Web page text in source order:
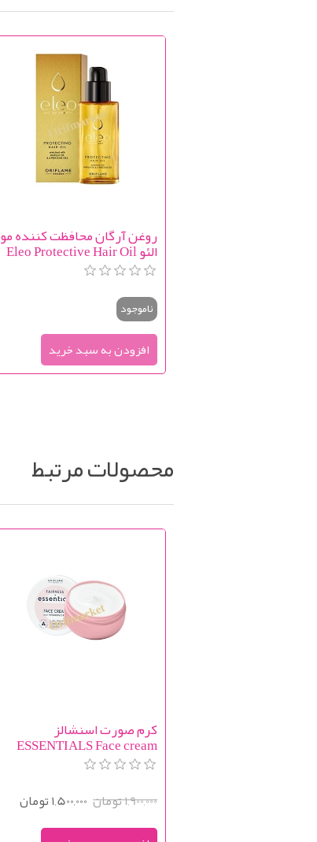
روغن آرگان محافظت کننده مو
الئو Eleo Protective Hair Oil
ناموجود
محصولات مرتبط
کرم صورت اسنشالز
ESSENTIALS Face cream
1,900,000 تومان 1,500,000 تومان